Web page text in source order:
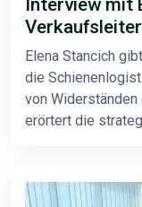
Interview mit
Elena Stancich
die
von
erörtert die